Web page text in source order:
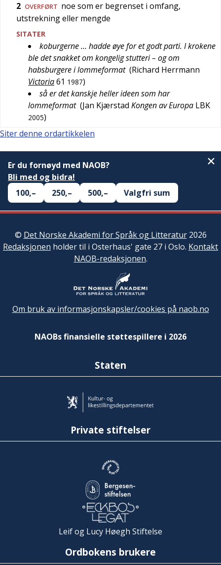
2 OVERFØRT noe som er begrenset i omfang,
utstrekning eller mengde
SITATER
koburgerne … hadde øye for et godt parti. I krokene
ble det snakket om kongelig stutteri – og om
habsburgere i lommeformat (Richard Herrmann
Victoria61 1987)
så er det kanskje heller ideen som har
lommeformat (Jan Kjærstad Kongen av Europa LBK
2005)
Siter denne ordartikkelen
Er du fornøyd med NAOB?
Bli med og bidra!
100,–
250,– 500,– Valgfri sum
© Det Norske Akademi for Språk og Litteratur2026
Redaksjonen holder til i Osterhaus' gate 27 i Oslo. Kontakt
NAOB-redaksjonen.
Om bruk av informasjonskapsler/cookies på naob.no
NAOBs finansielle støttespillere i 2026
Staten
Private stiftelser
Leif og Lucy Høegh Stiftelse
Ordbokens brukere